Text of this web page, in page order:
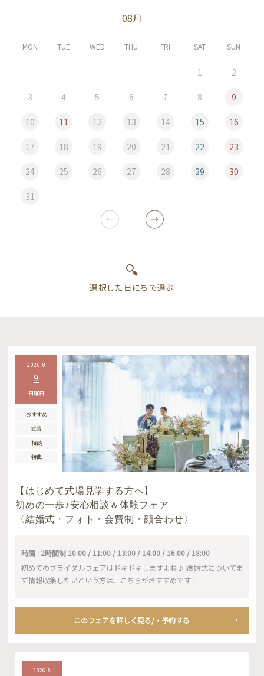
08月
MON TUE WED THU FRI SAT SUN
1 2
3 4 5 6 7 8 9
10 11 12 13 14 15 16
17 18 19 20 21 22 23
24 25 26 27 28 29 30
31
2026.8
9
日曜日
おすすめ
試着
相談
特典
【はじめて式場見学する方へ】
初めの一歩♪安心相談＆体験フェア
〈結婚式・フォト・会費制・顔合わせ〉
時間 : 2時間制 10:00 / 11:00 / 13:00 / 14:00 / 16:00 / 18:00
初めてのブライダルフェアはドキドキしますよね♪ 結婚式についてま
ず情報収集したいという方は、こちらがおすすめです！
このフェアを詳しく見る/・予約する
2026.8